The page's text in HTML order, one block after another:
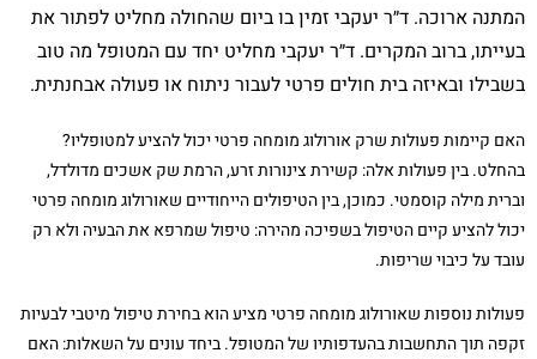
המתנה ארוכה. ד״ר יעקבי זמין בו ביום שהחולה מחליט לפתור את
בעייתו, ברוב המקרים. ד״ר יעקבי מחליט יחד עם המטופל מה טוב
בשבילו ובאיזה בית חולים פרטי לעבור ניתוח או פעולה אבחנתית.
האם קיימות פעולות שרק אורולוג מומחה פרטי יכול להציע למטופליו?
בהחלט. בין פעולות אלה: קשירת צינורות זרע, הרמת שק אשכים מדולדל,
וברית מילה קוסמטי. כמוכן, בין הטיפולים הייחודיים שאורולוג מומחה פרטי
יכול להציע קיים הטיפול בשפיכה מהירה: טיפול שמרפא את הבעיה ולא רק
עובד על כיבוי שריפות.
פעולות נוספות שאורולוג מומחה פרטי מציע הוא בחירת טיפול מיטבי לבעיות
זקפה תוך התחשבות בהעדפותיו של המטופל. ביחד עונים על השאלות: האם